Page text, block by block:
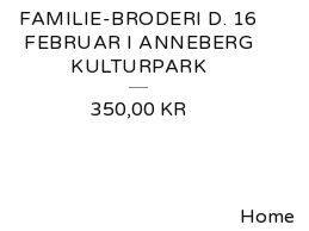
FAMILIE-BRODERI D. 16
FEBRUAR I ANNEBERG
KULTURPARK
350,00 KR
Home